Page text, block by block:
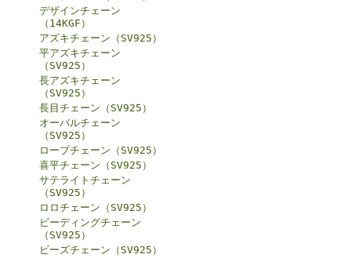
デザインチェーン
（14KGF）
アズキチェーン（SV925）
平アズキチェーン
（SV925）
長アズキチェーン
（SV925）
長目チェーン（SV925）
オーバルチェーン
（SV925）
ロープチェーン（SV925）
喜平チェーン（SV925）
サテライトチェーン
（SV925）
ロロチェーン（SV925）
ビーディングチェーン
（SV925）
ビーズチェーン（SV925）